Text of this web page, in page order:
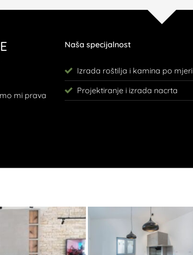
mi prava
Naša specijalnost
Izrada roštilja i kamina po mjeri
Projektiranje i izrada nacrta